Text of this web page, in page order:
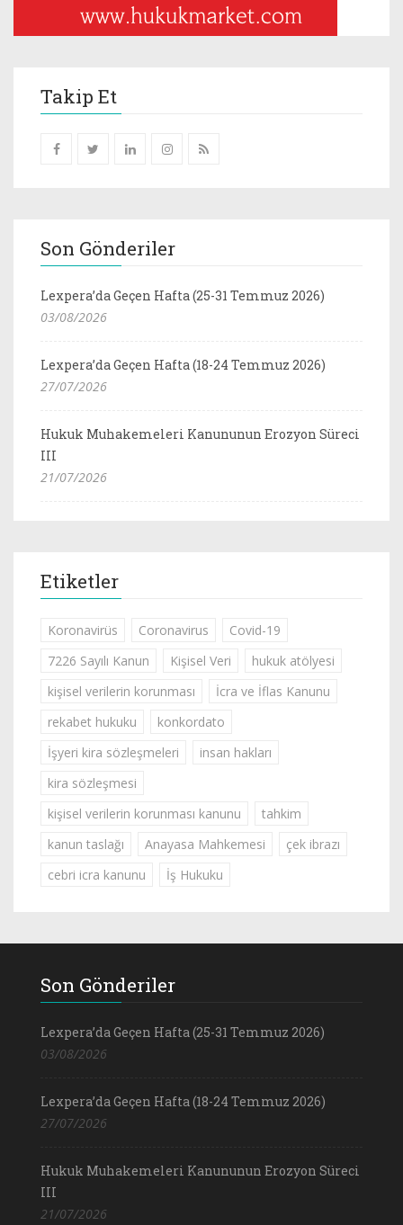
Takip Et
Son Gönderiler
Lexpera’da Geçen Hafta (25-31 Temmuz 2026)
03/08/2026
Lexpera’da Geçen Hafta (18-24 Temmuz 2026)
27/07/2026
Hukuk Muhakemeleri Kanununun Erozyon Süreci
III
21/07/2026
Etiketler
Koronavirüs Coronavirus
Covid-19
7226 Sayılı Kanun
Kişisel Veri
hukuk atölyesi
kişisel verilerin korunması
İcra ve İflas Kanunu
rekabet hukuku
konkordato
İşyeri kira sözleşmeleri
insan hakları
kira sözleşmesi
kişisel verilerin korunması kanunu
tahkim
kanun taslağı
Anayasa Mahkemesi
çek ibrazı
cebri icra kanunu
İş Hukuku
Son Gönderiler
Lexpera’da Geçen Hafta (25-31 Temmuz 2026)
03/08/2026
Lexpera’da Geçen Hafta (18-24 Temmuz 2026)
27/07/2026
Hukuk Muhakemeleri Kanununun Erozyon Süreci
III
21/07/2026